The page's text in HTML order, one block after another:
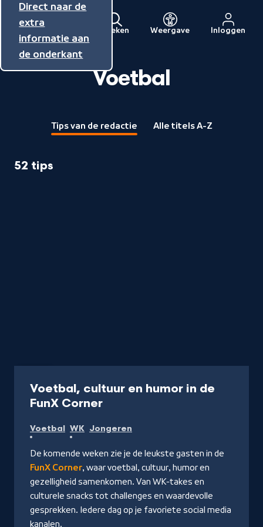
Direct naar de
inhoud
Direct naar de
hoofdnavigatie
Direct naar de
extra
informatie aan
de onderkant
Menu
Naar
de
beginpagina
Zoeken Weergave Inloggen
Voetbal
Tips van de redactie Alle titels A-Z
52 tips
Voetbal, cultuur en humor in de
FunX Corner-
video
Voetbal WK Jongeren
De komende weken zie je de leukste gasten in de
FunX Corner, waar voetbal, cultuur, humor en
gezelligheid samenkomen. Van WK-takes en
culturele snacks tot challenges en waardevolle
gesprekken. Iedere dag op je favoriete social media
kanalen.